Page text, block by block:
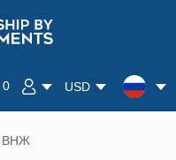
0 USD
ВНЖ